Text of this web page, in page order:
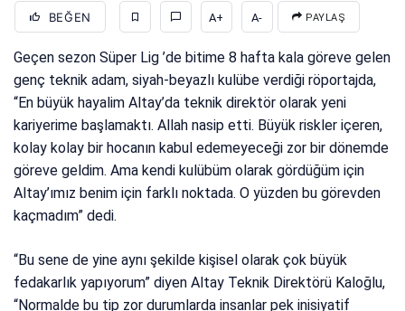
BEĞEN A+ A- PAYLAŞ
Geçen sezon Süper Lig ’de bitime 8 hafta kala göreve gelen
genç teknik adam, siyah-beyazlı kulübe verdiği röportajda,
“En büyük hayalim Altay’da teknik direktör olarak yeni
kariyerime başlamaktı. Allah nasip etti. Büyük riskler içeren,
kolay kolay bir hocanın kabul edemeyeceği zor bir dönemde
göreve geldim. Ama kendi kulübüm olarak gördüğüm için
Altay’ımız benim için farklı noktada. O yüzden bu görevden
kaçmadım” dedi.
“Bu sene de yine aynı şekilde kişisel olarak çok büyük
fedakarlık yapıyorum” diyen Altay Teknik Direktörü Kaloğlu,
“Normalde bu tip zor durumlarda insanlar pek inisiyatif